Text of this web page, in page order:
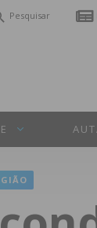
Pesquisar